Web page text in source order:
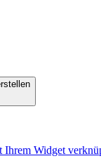
Ihrem Widget